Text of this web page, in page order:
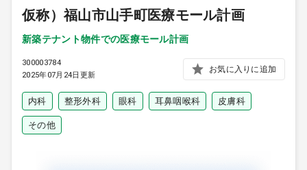
仮称）福山市山手町医療モール計画
新築テナント物件での医療モール計画
300003784
2025年07月24日更新
お気に入りに追加
内科 整形外科 眼科 耳鼻咽喉科 皮膚科
その他